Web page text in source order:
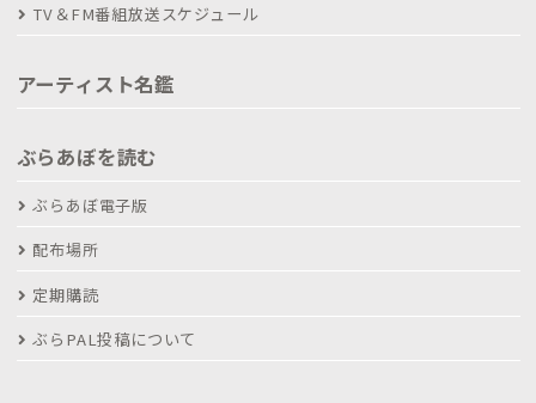
TV＆FM番組放送スケジュール
アーティスト名鑑
ぶらあぼを読む
ぶらあぼ電子版
配布場所
定期購読
ぶらPAL投稿について